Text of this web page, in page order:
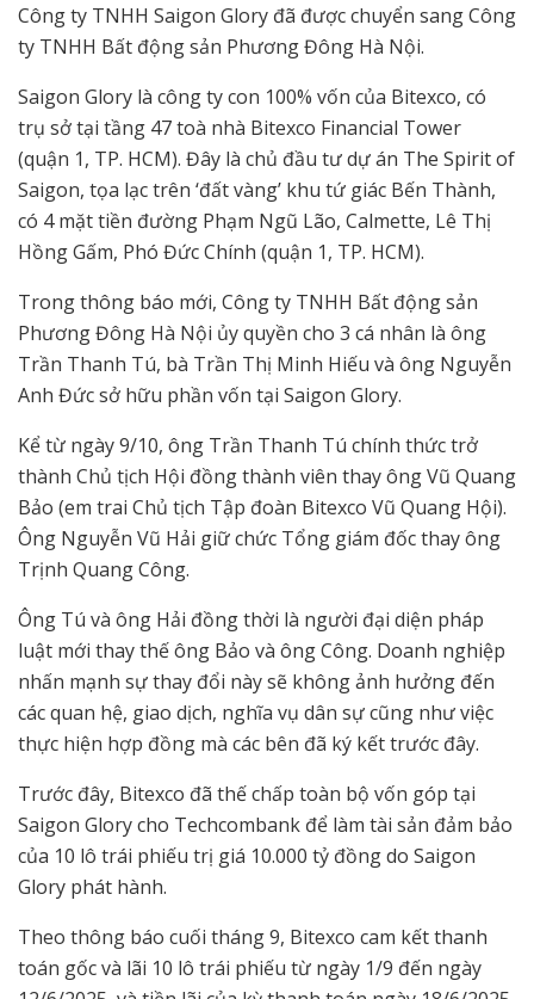
Công ty TNHH Saigon Glory đã được chuyển sang Công
ty TNHH Bất động sản Phương Đông Hà Nội.
Saigon Glory là công ty con 100% vốn của Bitexco, có
trụ sở tại tầng 47 toà nhà Bitexco Financial Tower
(quận 1, TP. HCM). Đây là chủ đầu tư dự án The Spirit of
Saigon, tọa lạc trên ‘đất vàng’ khu tứ giác Bến Thành,
có 4 mặt tiền đường Phạm Ngũ Lão, Calmette, Lê Thị
Hồng Gấm, Phó Đức Chính (quận 1, TP. HCM).
Trong thông báo mới, Công ty TNHH Bất động sản
Phương Đông Hà Nội ủy quyền cho 3 cá nhân là ông
Trần Thanh Tú, bà Trần Thị Minh Hiếu và ông Nguyễn
Anh Đức sở hữu phần vốn tại Saigon Glory.
Kể từ ngày 9/10, ông Trần Thanh Tú chính thức trở
thành Chủ tịch Hội đồng thành viên thay ông Vũ Quang
Bảo (em trai Chủ tịch Tập đoàn Bitexco Vũ Quang Hội).
Ông Nguyễn Vũ Hải giữ chức Tổng giám đốc thay ông
Trịnh Quang Công.
Ông Tú và ông Hải đồng thời là người đại diện pháp
luật mới thay thế ông Bảo và ông Công. Doanh nghiệp
nhấn mạnh sự thay đổi này sẽ không ảnh hưởng đến
các quan hệ, giao dịch, nghĩa vụ dân sự cũng như việc
thực hiện hợp đồng mà các bên đã ký kết trước đây.
Trước đây, Bitexco đã thế chấp toàn bộ vốn góp tại
Saigon Glory cho Techcombank để làm tài sản đảm bảo
của 10 lô trái phiếu trị giá 10.000 tỷ đồng do Saigon
Glory phát hành.
Theo thông báo cuối tháng 9, Bitexco cam kết thanh
toán gốc và lãi 10 lô trái phiếu từ ngày 1/9 đến ngày